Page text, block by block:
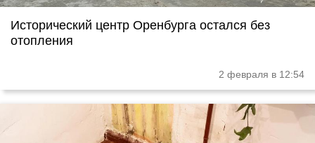
Исторический центр Оренбурга остался без
отопления
2 февраля в 12:54